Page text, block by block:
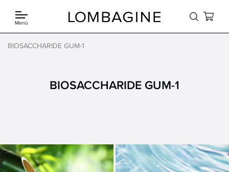
Menü
BIOSACCHARIDE GUM-1
BIOSACCHARIDE GUM-1